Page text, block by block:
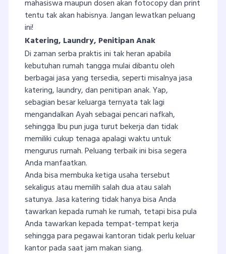
mahasiswa maupun dosen akan fotocopy dan print
tentu tak akan habisnya. Jangan lewatkan peluang
ini!
Katering, Laundry, Penitipan Anak
Di zaman serba praktis ini tak heran apabila
kebutuhan rumah tangga mulai dibantu oleh
berbagai jasa yang tersedia, seperti misalnya jasa
katering, laundry, dan penitipan anak. Yap,
sebagian besar keluarga ternyata tak lagi
mengandalkan Ayah sebagai pencari nafkah,
sehingga Ibu pun juga turut bekerja dan tidak
memiliki cukup tenaga apalagi waktu untuk
mengurus rumah. Peluang terbaik ini bisa segera
Anda manfaatkan.
Anda bisa membuka ketiga usaha tersebut
sekaligus atau memilih salah dua atau salah
satunya. Jasa katering tidak hanya bisa Anda
tawarkan kepada rumah ke rumah, tetapi bisa pula
Anda tawarkan kepada tempat-tempat kerja
sehingga para pegawai kantoran tidak perlu keluar
kantor pada saat jam makan siang.